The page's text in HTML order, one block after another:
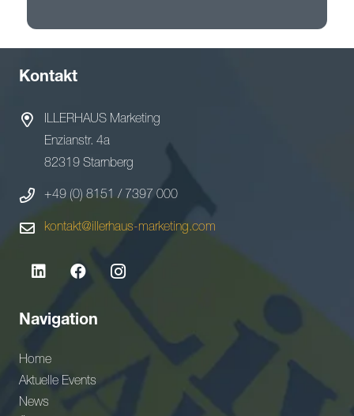
Kontakt
ILLERHAUS Marketing
Enzianstr. 4a
82319 Starnberg
+49 (0) 8151 / 7397 000
kontakt@illerhaus-marketing.com
Navigation
Home
Aktuelle Events
News